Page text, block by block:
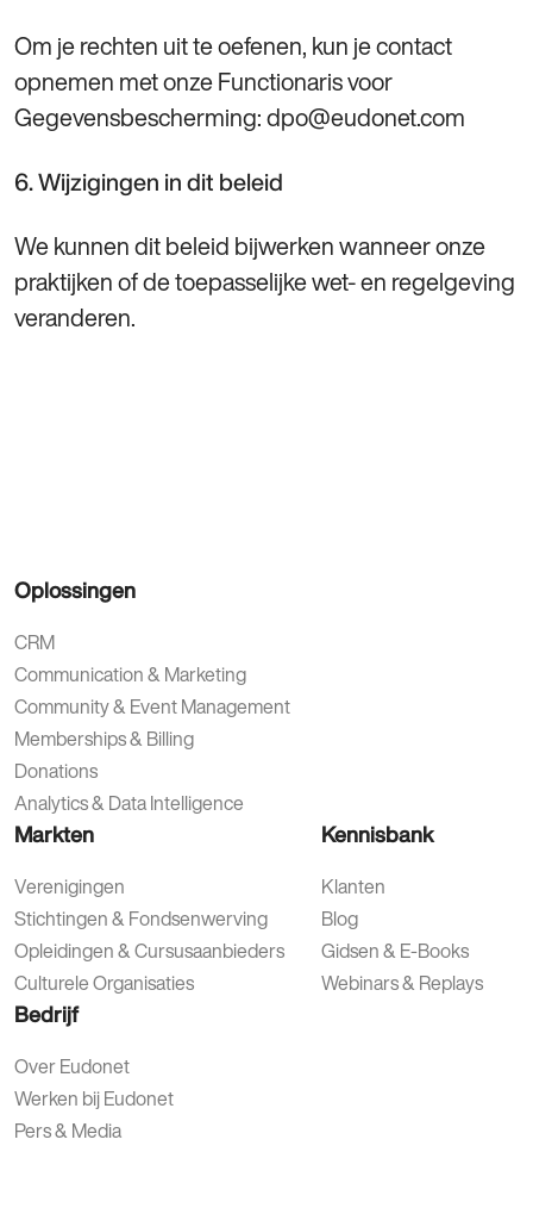
Om je rechten uit te oefenen, kun je contact
opnemen met onze Functionaris voor
Gegevensbescherming: dpo@eudonet.com
6. Wijzigingen in dit beleid
We kunnen dit beleid bijwerken wanneer onze
praktijken of de toepasselijke wet‑ en regelgeving
veranderen.
Oplossingen
CRM
Communication & Marketing
Community & Event Management
Memberships & Billing
Donations
Analytics & Data Intelligence
Markten
Verenigingen
Stichtingen & Fondsenwerving
Opleidingen & Cursusaanbieders
Culturele Organisaties
Kennisbank
Klanten
Blog
Gidsen & E-Books
Webinars & Replays
Bedrijf
Over Eudonet
Werken bij Eudonet
Pers & Media